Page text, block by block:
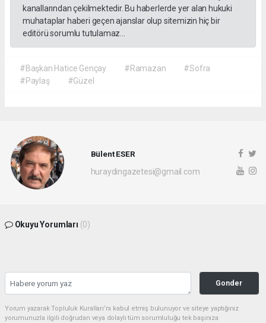
kanallarından çekilmektedir. Bu haberlerde yer alan hukuki
muhataplar haberi geçen ajanslar olup sitemizin hiç bir
editörü sorumlu tutulamaz...
#Başkan Hatice Gençay #Ramazan
#Sofra
#Paylaş
#Güzel
Bülent ESER
huraydingazetesi@gmail.com
Okuyu Yorumları (0)
Gonder
Yorum yazarak Topluluk Kuralları’nı kabul etmiş bulunuyor ve siteye yaptığınız
yorumunuzla ilgili doğrudan veya dolaylı tüm sorumluluğu tek başınıza